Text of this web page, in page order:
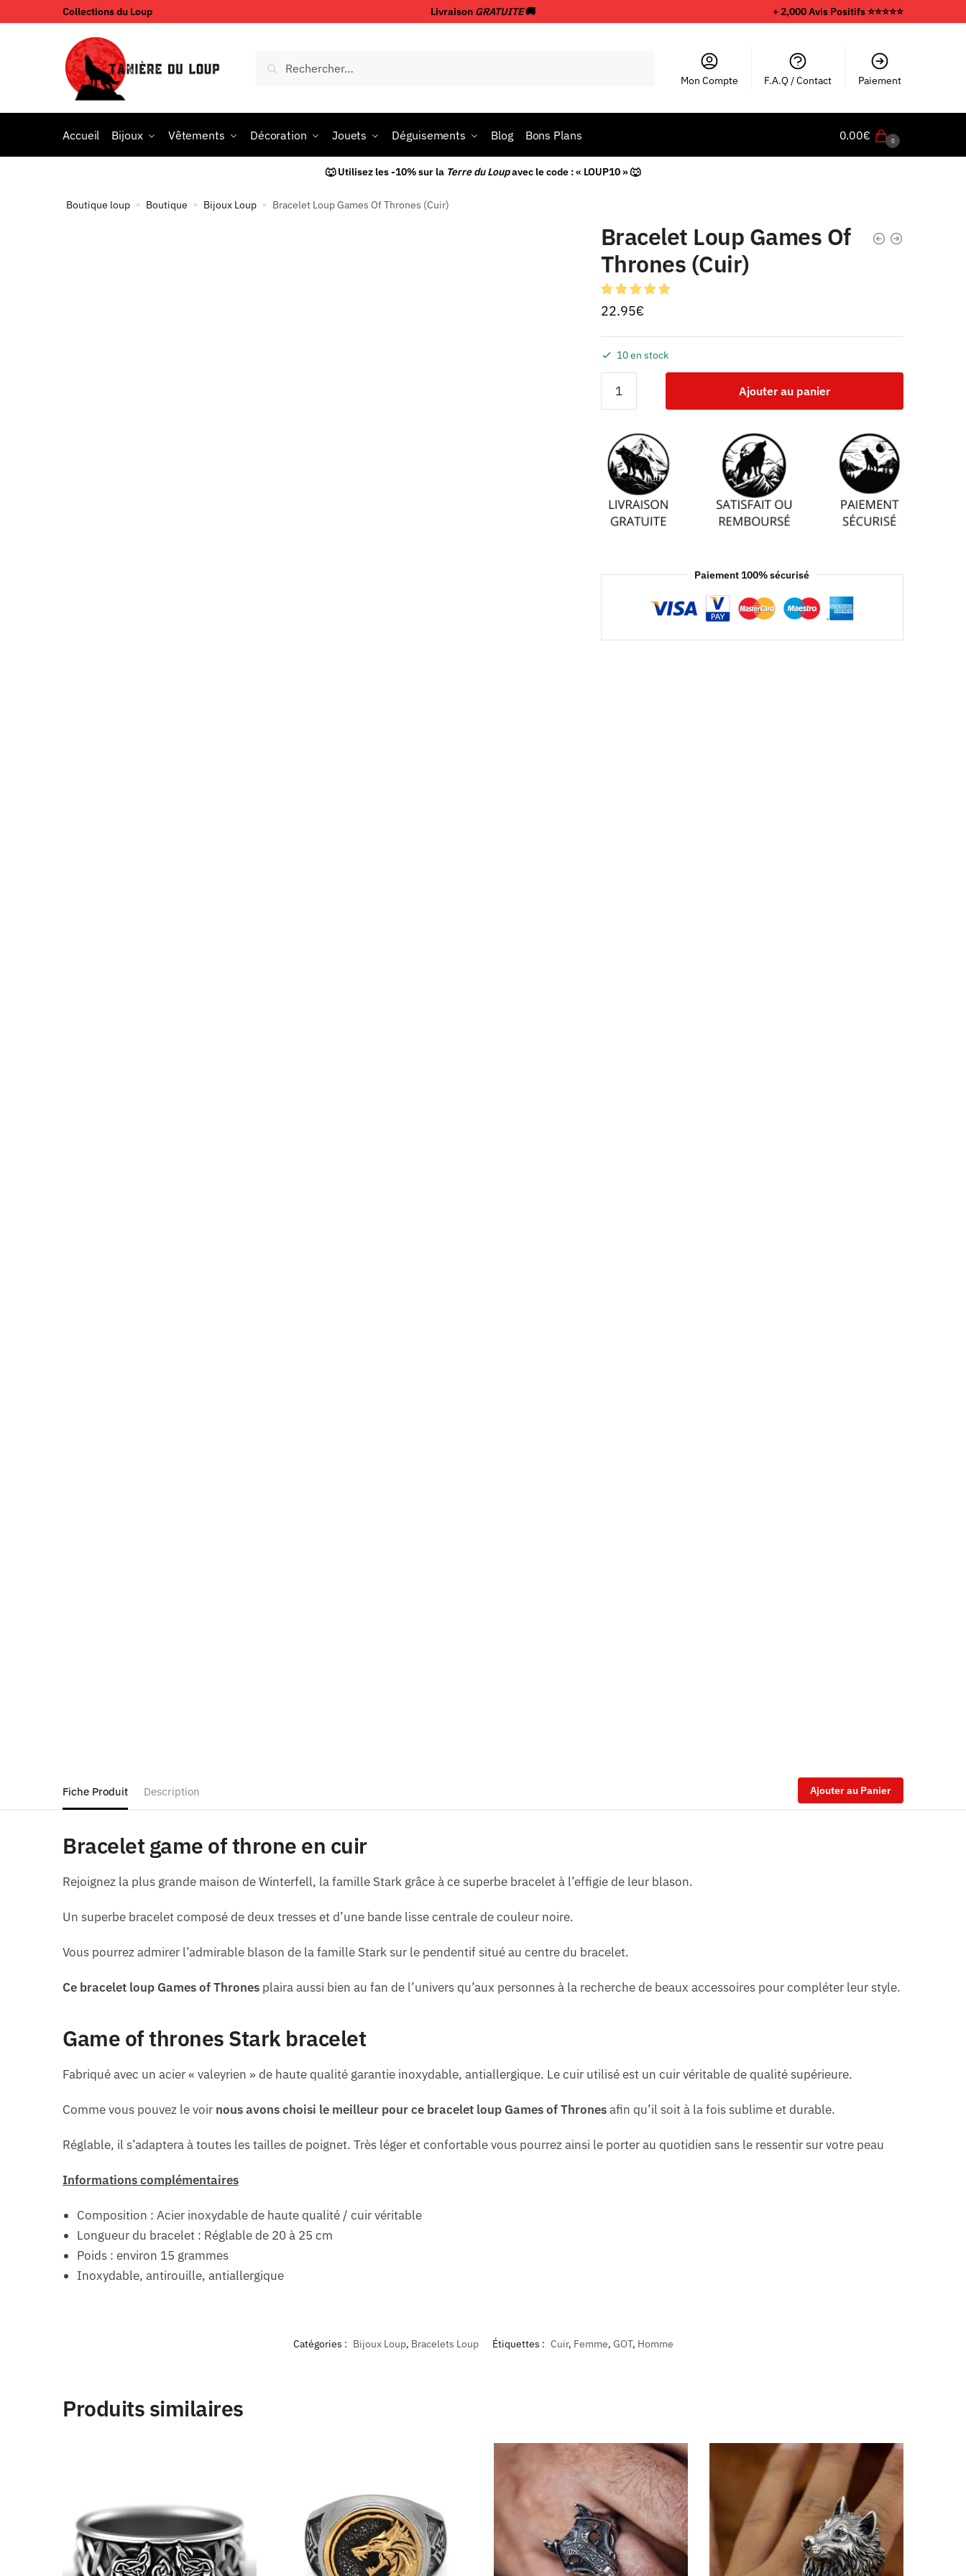
Collections du Loup Livraison GRATUITE🚚 + 2,000 Avis Positifs ⭐️⭐️⭐️⭐️⭐️
Mon Compte F.A.Q / Contact Paiement
Accueil Bijoux Vêtements Décoration Jouets Déguisements Blog Bons Plans 0.00€ 0
🐺 Utilisez les -10% sur la Terre du Loupavec le code : « LOUP10 » 🐺
Boutique loup » Boutique » Bijoux Loup » Bracelet Loup Games Of Thrones (Cuir)
Bracelet Loup Games Of
Thrones (Cuir)
22.95€
10 en stock
Ajouter au panier
Paiement 100% sécurisé
Fiche Produit Description Ajouter au Panier
Bracelet game of throne en cuir
Rejoignez la plus grande maison de Winterfell, la famille Stark grâce à ce superbe bracelet à l’effigie de leur blason.
Un superbe bracelet composé de deux tresses et d’une bande lisse centrale de couleur noire.
Vous pourrez admirer l’admirable blason de la famille Stark sur le pendentif situé au centre du bracelet.
Ce bracelet loup Games of Thrones plaira aussi bien au fan de l’univers qu’aux personnes à la recherche de beaux accessoires pour compléter leur style.
Game of thrones Stark bracelet
Fabriqué avec un acier « valeyrien » de haute qualité garantie inoxydable, antiallergique. Le cuir utilisé est un cuir véritable de qualité supérieure.
Comme vous pouvez le voir nous avons choisi le meilleur pour ce bracelet loup Games of Thronesafin qu’il soit à la fois sublime et durable.
Réglable, il s’adaptera à toutes les tailles de poignet. Très léger et confortable vous pourrez ainsi le porter au quotidien sans le ressentir sur votre peau
Informations complémentaires
Composition : Acier inoxydable de haute qualité / cuir véritable
Longueur du bracelet : Réglable de 20 à 25 cm
Poids : environ 15 grammes
Inoxydable, antirouille, antiallergique
Catégories : Bijoux Loup, Bracelets Loup Étiquettes : Cuir, Femme, GOT, Homme
Produits similaires